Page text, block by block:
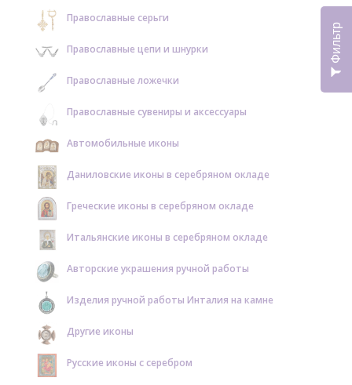
Фильтр
Православные серьги
Православные цепи и шнурки
Православные ложечки
Православные сувениры и аксессуары
Автомобильные иконы
Даниловские иконы в серебряном окладе
Греческие иконы в серебряном окладе
Итальянские иконы в серебряном окладе
Авторские украшения ручной работы
Изделия ручной работы Инталия на камне
Другие иконы
Русские иконы с серебром